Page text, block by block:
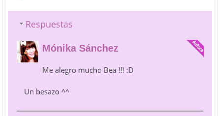
Respuestas
Mónika Sánchez
Me alegro mucho Bea !!! :D
Un besazo ^^